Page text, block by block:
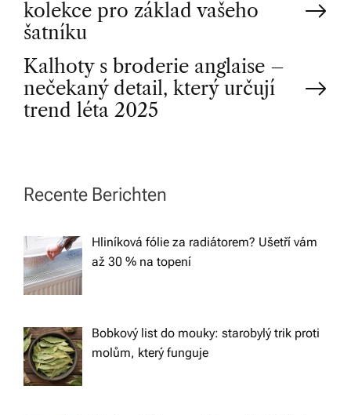
o
s
t
a
v
i
g
a
kolekce pro základ vašeho
šatníku
Kalhoty s broderie anglaise –
nečekaný detail, který určují
trend léta 2025
Recente Berichten
Hliníková fólie za radiátorem? Ušetří vám
až 30 % na topení
Bobkový list do mouky: starobylý trik proti
molům, který funguje